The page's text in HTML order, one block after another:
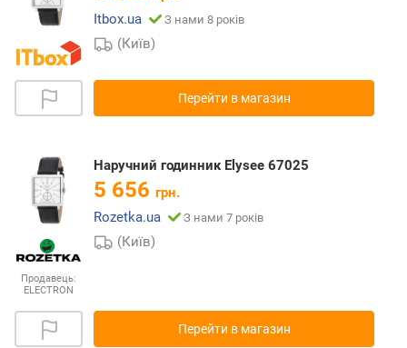
Itbox.ua
З нами 8 років
(Київ)
Перейти в магазин
Продавець:
ELECTRON
Наручний годинник Elysee 67025
5 656 грн.
Rozetka.ua
З нами 7 років
(Київ)
Перейти в магазин